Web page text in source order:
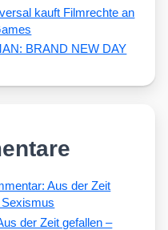
kauft Filmrechte an
BRAND NEW DAY
Aus der Zeit
der Zeit gefallen –